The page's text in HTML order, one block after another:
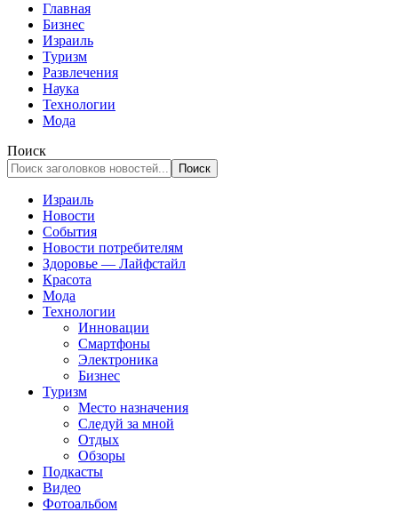
Главная
Бизнес
Израиль
Туризм
Развлечения
Наука
Технологии
Мода
Поиск
Израиль
Новости
События
Новости потребителям
Здоровье — Лайфстайл
Красота
Мода
Технологии
Инновации
Смартфоны
Электроника
Бизнес
Туризм
Место назначения
Следуй за мной
Отдых
Обзоры
Подкасты
Видео
Фотоальбом